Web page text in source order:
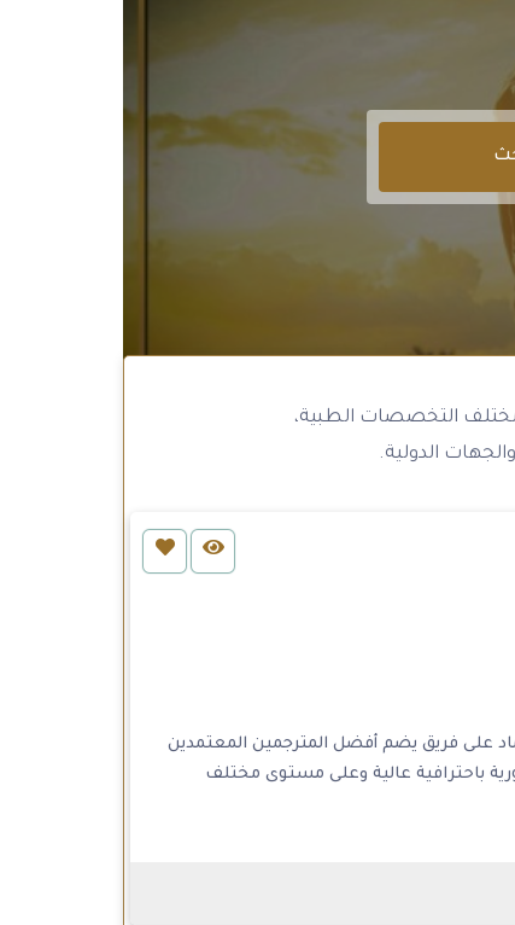
التخصصات الطبية،
الدولية.
على فريق يضم أفضل المترجمين المعتمدين
باحترافية عالية وعلى مستوى مختلف